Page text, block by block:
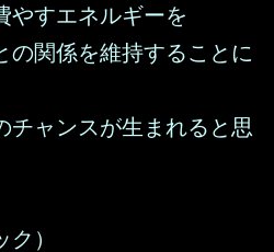
やすエネルギーを
の関係を維持することに
チャンスが生まれると思
）